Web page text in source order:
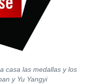
casa las medallas y los
y Yu Yangyi